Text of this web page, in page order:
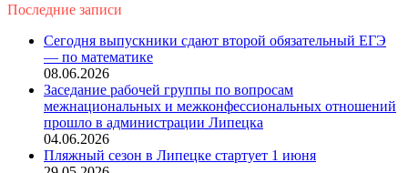
Последние записи
Сегодня выпускники сдают второй обязательный ЕГЭ
— по математике
08.06.2026
Заседание рабочей группы по вопросам
межнациональных и межконфессиональных отношений
прошло в администрации Липецка
04.06.2026
Пляжный сезон в Липецке стартует 1 июня